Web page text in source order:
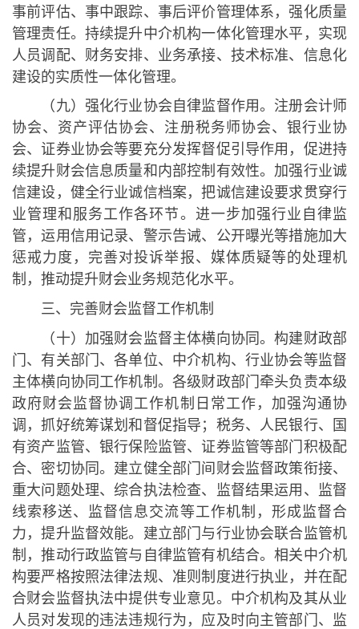
事前评估、事中跟踪、事后评价管理体系，强化质量
管理责任。持续提升中介机构一体化管理水平，实现
人员调配、财务安排、业务承接、技术标准、信息化
建设的实质性一体化管理。
（九）强化行业协会自律监督作用。注册会计师
协会、资产评估协会、注册税务师协会、银行业协
会、证券业协会等要充分发挥督促引导作用，促进持
续提升财会信息质量和内部控制有效性。加强行业诚
信建设，健全行业诚信档案，把诚信建设要求贯穿行
业管理和服务工作各环节。进一步加强行业自律监
管，运用信用记录、警示告诫、公开曝光等措施加大
惩戒力度，完善对投诉举报、媒体质疑等的处理机
制，推动提升财会业务规范化水平。
三、完善财会监督工作机制
（十）加强财会监督主体横向协同。构建财政部
门、有关部门、各单位、中介机构、行业协会等监督
主体横向协同工作机制。各级财政部门牵头负责本级
政府财会监督协调工作机制日常工作，加强沟通协
调，抓好统筹谋划和督促指导；税务、人民银行、国
有资产监管、银行保险监管、证券监管等部门积极配
合、密切协同。建立健全部门间财会监督政策衔接、
重大问题处理、综合执法检查、监督结果运用、监督
线索移送、监督信息交流等工作机制，形成监督合
力，提升监督效能。建立部门与行业协会联合监管机
制，推动行政监管与自律监管有机结合。相关中介机
构要严格按照法律法规、准则制度进行执业，并在配
合财会监督执法中提供专业意见。中介机构及其从业
人员对发现的违法违规行为，应及时向主管部门、监